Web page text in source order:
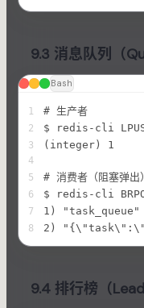
9.3 消息队列（
Bash
1 # 生产者
2 $ redis-cli
3 (integer) 1
4
5
# 消费者（阻塞弹出）
6 $ redis-cli
7 1) "task_queue"
8 2)
9.4 排行榜（